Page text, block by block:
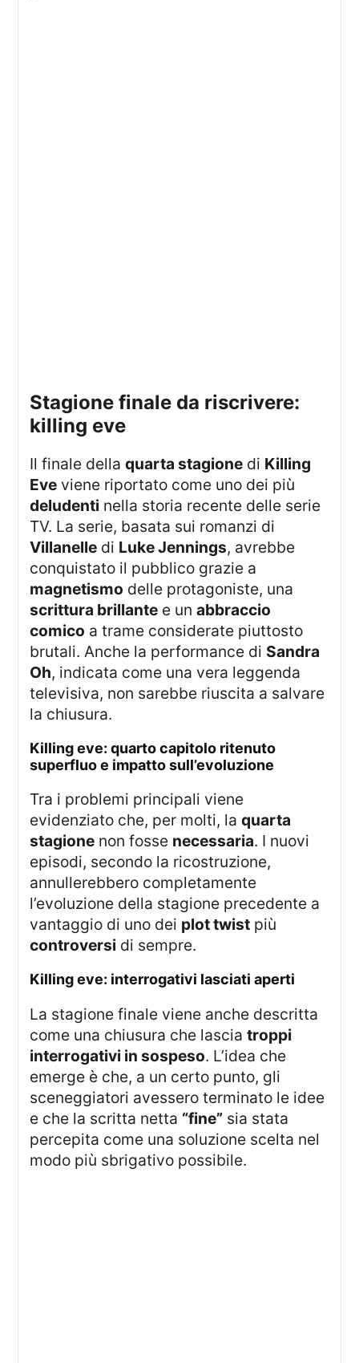
stagione finale da riscrivere:
killing eve
Il finale dellaquarta stagione di Killing
Eve viene riportato come uno dei più
deludenti nella storia recente delle serie
TV. La serie, basata sui romanzi di
Villanelle di Luke Jennings, avrebbe
conquistato il pubblico grazie a
magnetismo delle protagoniste, una
scrittura brillante e unabbraccio
comico a trame considerate piuttosto
brutali. Anche la performance di Sandra
Oh, indicata come una vera leggenda
televisiva, non sarebbe riuscita a salvare
la chiusura.
killing eve: quarto capitolo ritenuto
superfluo e impatto sull’evoluzione
Tra i problemi principali viene
evidenziato che, per molti, laquarta
stagione non fosse necessaria. I nuovi
episodi, secondo la ricostruzione,
annullerebbero completamente
l’evoluzione della stagione precedente a
vantaggio di uno dei plot twist più
controversi di sempre.
killing eve: interrogativi lasciati aperti
La stagione finale viene anche descritta
come una chiusura che lasciatroppi
interrogativi in sospeso. L’idea che
emerge è che, a un certo punto, gli
sceneggiatori avessero terminato le idee
e che la scritta netta “fine” sia stata
percepita come una soluzione scelta nel
modo più sbrigativo possibile.